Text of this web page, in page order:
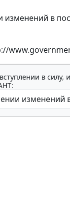
изменений в
в силу,